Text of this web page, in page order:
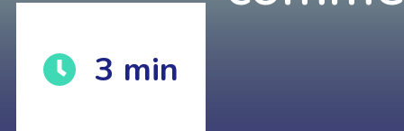
notre infolettre pour découvrir des initiatives
qui créent le mouvement.
3 min